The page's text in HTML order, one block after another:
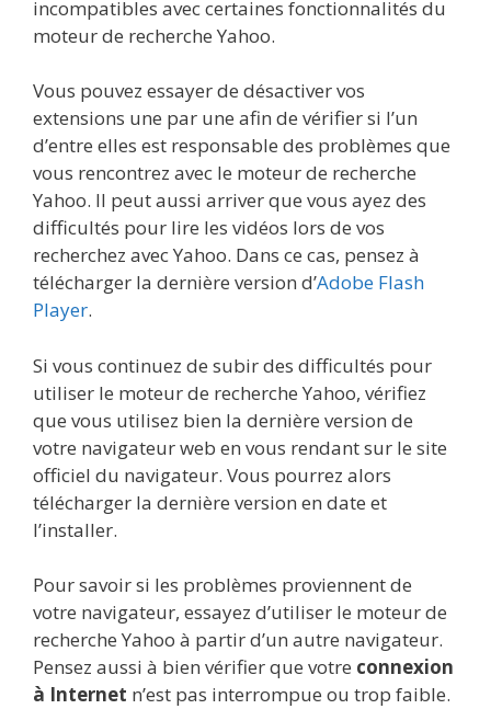
incompatibles avec certaines fonctionnalités du
moteur de recherche Yahoo.
Vous pouvez essayer de désactiver vos
extensions une par une afin de vérifier si l’un
d’entre elles est responsable des problèmes que
vous rencontrez avec le moteur de recherche
Yahoo. Il peut aussi arriver que vous ayez des
difficultés pour lire les vidéos lors de vos
recherchez avec Yahoo. Dans ce cas, pensez à
télécharger la dernière version d’Adobe Flash
Player.
Si vous continuez de subir des difficultés pour
utiliser le moteur de recherche Yahoo, vérifiez
que vous utilisez bien la dernière version de
votre navigateur web en vous rendant sur le site
officiel du navigateur. Vous pourrez alors
télécharger la dernière version en date et
l’installer.
Pour savoir si les problèmes proviennent de
votre navigateur, essayez d’utiliser le moteur de
recherche Yahoo à partir d’un autre navigateur.
Pensez aussi à bien vérifier que votre connexion
à Internet n’est pas interrompue ou trop faible.